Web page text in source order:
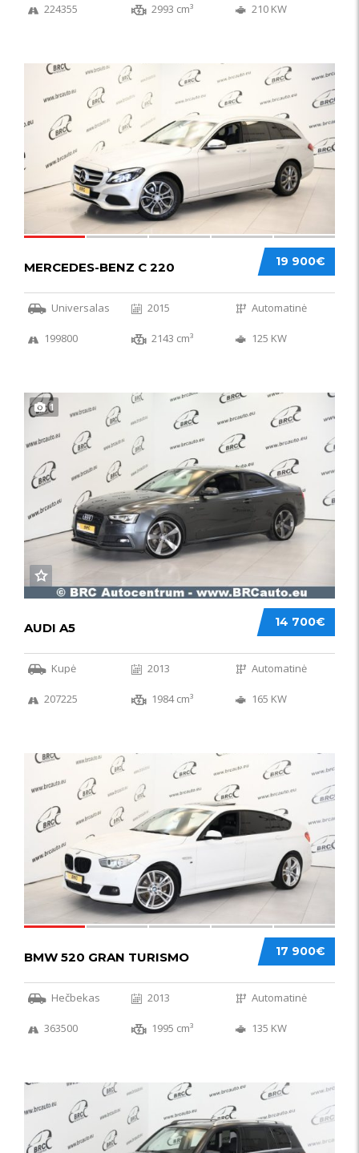
224355 2993 cm³ 210 KW
52
19 900€
MERCEDES-BENZ C 220
Universalas 2015 Automatinė
199800 2143 cm³ 125 KW
1
14 700€
AUDI A5
Kupė 2013 Automatinė
207225 1984 cm³ 165 KW
17 900€
BMW 520 GRAN TURISMO
Hečbekas 2013 Automatinė
363500 1995 cm³ 135 KW
IŠSKIRTINIS